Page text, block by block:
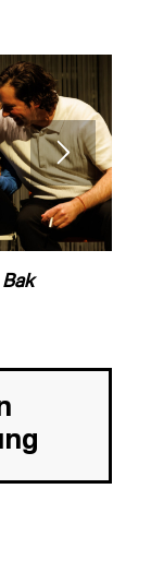
5 8 9 10